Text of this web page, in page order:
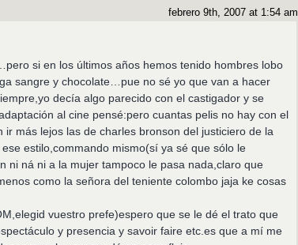
febrero 9th, 2007 at 1:54 am
si en los últimos años hemos tenido hombres lobo
sangre y chocolate…pue no sé yo que van a hacer
decía algo parecido con el castigador y se
al cine pensé:pero cuantas pelis no hay con el
más lejos las de charles bronson del justiciero de la
estilo,commando mismo(sí ya sé que sólo le
ni ná ni a la mujer tampoco le pasa nada,claro que
como la señora del teniente colombo jaja ke cosas
vuestro prefe)espero que se le dé el trato que
y presencia y savoir faire etc.es que a mí me